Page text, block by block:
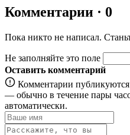
Комментарии · 0
Пока никто не написал.
Не заполняйте это поле
Оставить комментарий
Комментарии
— обычно в течение пары
автоматически.